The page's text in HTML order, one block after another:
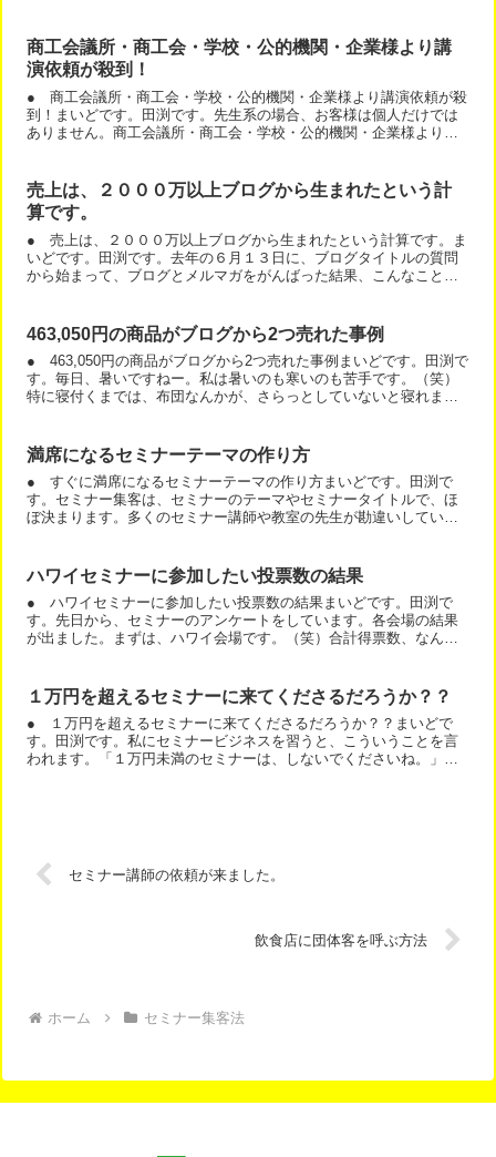
商工会議所・商工会・学校・公的機関・企業様より講
演依頼が殺到！
● 商工会議所・商工会・学校・公的機関・企業様より講演依頼が殺
到！まいどです。田渕です。先生系の場合、お客様は個人だけでは
ありません。商工会議所・商工会・学校・公的機関・企業様より講
売上は、２０００万以上ブログから生まれたという計
算です。
● 売上は、２０００万以上ブログから生まれたという計算です。ま
いどです。田渕です。去年の６月１３日に、ブログタイトルの質問
から始まって、ブログとメルマガをがんばった結果、こんなことが
463,050円の商品がブログから2つ売れた事例
● 463,050円の商品がブログから2つ売れた事例まいどです。田渕で
す。毎日、暑いですねー。私は暑いのも寒いのも苦手です。（笑）
特に寝付くまでは、布団なんかが、さらっとしていないと寝れませ
満席になるセミナーテーマの作り方
● すぐに満席になるセミナーテーマの作り方まいどです。田渕で
す。セミナー集客は、セミナーのテーマやセミナータイトルで、ほ
ぼ決まります。多くのセミナー講師や教室の先生が勘違いしている
ハワイセミナーに参加したい投票数の結果
● ハワイセミナーに参加したい投票数の結果まいどです。田渕で
す。先日から、セミナーのアンケートをしています。各会場の結果
が出ました。まずは、ハワイ会場です。（笑）合計得票数、なん
１万円を超えるセミナーに来てくださるだろうか？？
● １万円を超えるセミナーに来てくださるだろうか？？まいどで
す。田渕です。私にセミナービジネスを習うと、こういうことを言
われます。「１万円未満のセミナーは、しないでくださいね。」あ
セミナー講師の依頼が来ました。
飲食店に団体客を呼ぶ方法
ホーム セミナー集客法